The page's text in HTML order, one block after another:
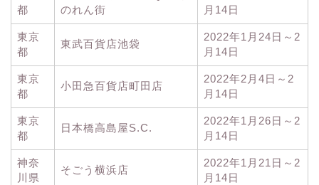
都
のれん街
月14日
東京
都
東武百貨店池袋
2022年1月24日～2
月14日
東京
都
小田急百貨店町田店
2022年2月4日～2
月14日
東京
都
日本橋高島屋S.C.
2022年1月26日～2
月14日
神奈
川県
そごう横浜店
2022年1月21日～2
月14日